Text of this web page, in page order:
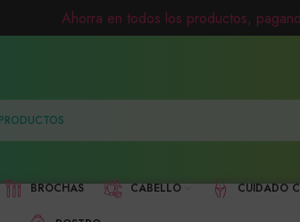
BROCHAS CABELLO CUIDADO
Ahorra en todos los productos,